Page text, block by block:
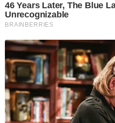
46 Years Later, The Blue
Unrecognizable
BRAINBERRIES